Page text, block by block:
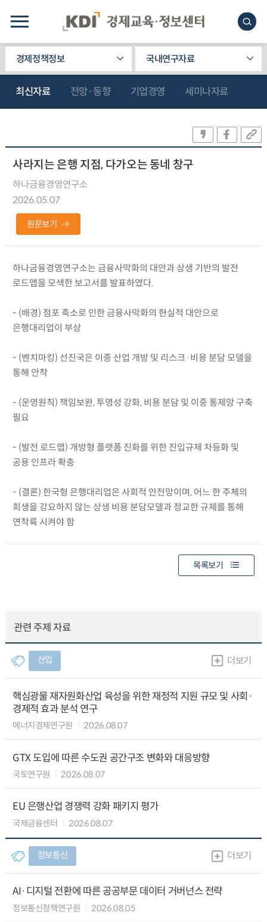
경제정책정보 국내연구자료
최신자료 전망·동향 기업경영 세미나자료
사라지는 은행 지점, 다가오는 동네 창구
하나금융경영연구소
2026.05.07
원문보기
하나금융경영연구소는 금융사막화의 대안과 상생 기반의 발전
로드맵을 모색한 보고서를 발표하였다.
- (배경) 점포 축소로 인한 금융사막화의 현실적 대안으로
은행대리업이 부상
- (벤치마킹) 선진국은 이종 산업 개방 및 리스크·비용 분담 모델을
통해 안착
- (운영원칙) 책임보완, 투명성 강화, 비용 분담 및 이중 통제망 구축
필요
- (발전 로드맵) 개방형 플랫폼 진화를 위한 진입규제 차등화 및
공용 인프라 확충
- (결론) 한국형 은행대리업은 사회적 안전망이며, 어느 한 주체의
희생을 강요하지 않는 상생 비용 분담모델과 정교한 규제를 통해
연착륙 시켜야 함
목록보기
관련 주제 자료
산업 더보기
핵심광물 재자원화산업 육성을 위한 재정적 지원 규모 및 사회·
경제적 효과 분석 연구
에너지경제연구원 2026.08.07
GTX 도입에 따른 수도권 공간구조 변화와 대응방향
국토연구원 2026.08.07
EU 은행산업 경쟁력 강화 패키지 평가
국제금융센터 2026.08.07
정보통신 더보기
AI·디지털 전환에 따른 공공부문 데이터 거버넌스 전략
정보통신정책연구원 2026.08.05